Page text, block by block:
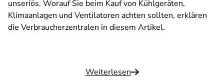
unseriös. Worauf Sie beim Kauf von Kühlgeräten,
Klimaanlagen und Ventilatoren achten sollten, erklären
die Verbraucherzentralen in diesem Artikel.
Weiterlesen